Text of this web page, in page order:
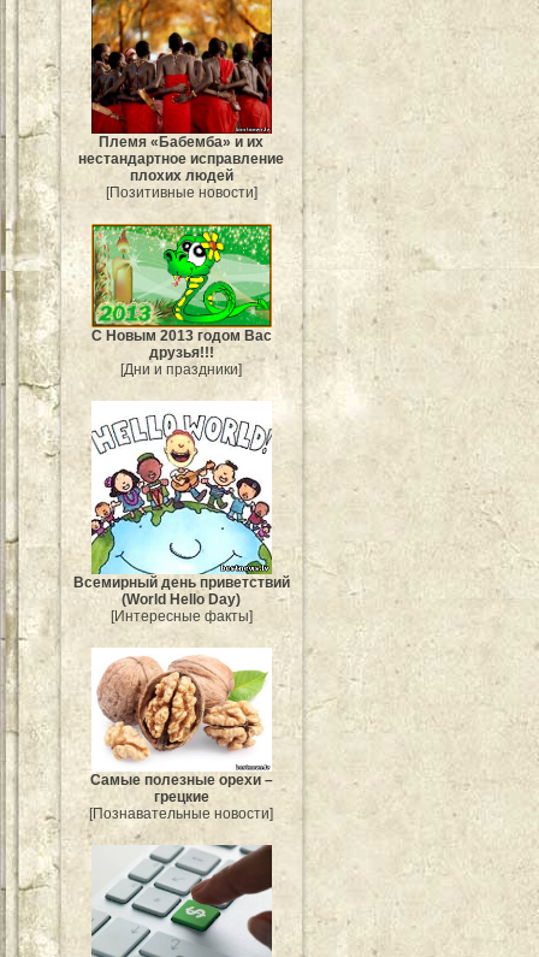
Племя «Бабемба» и их
нестандартное исправление
плохих людей
[Позитивные новости]
С Новым 2013 годом Вас
друзья!!!
[Дни и праздники]
Всемирный день приветствий
(World Hello Day)
[Интересные факты]
Самые полезные орехи –
грецкие
[Познавательные новости]